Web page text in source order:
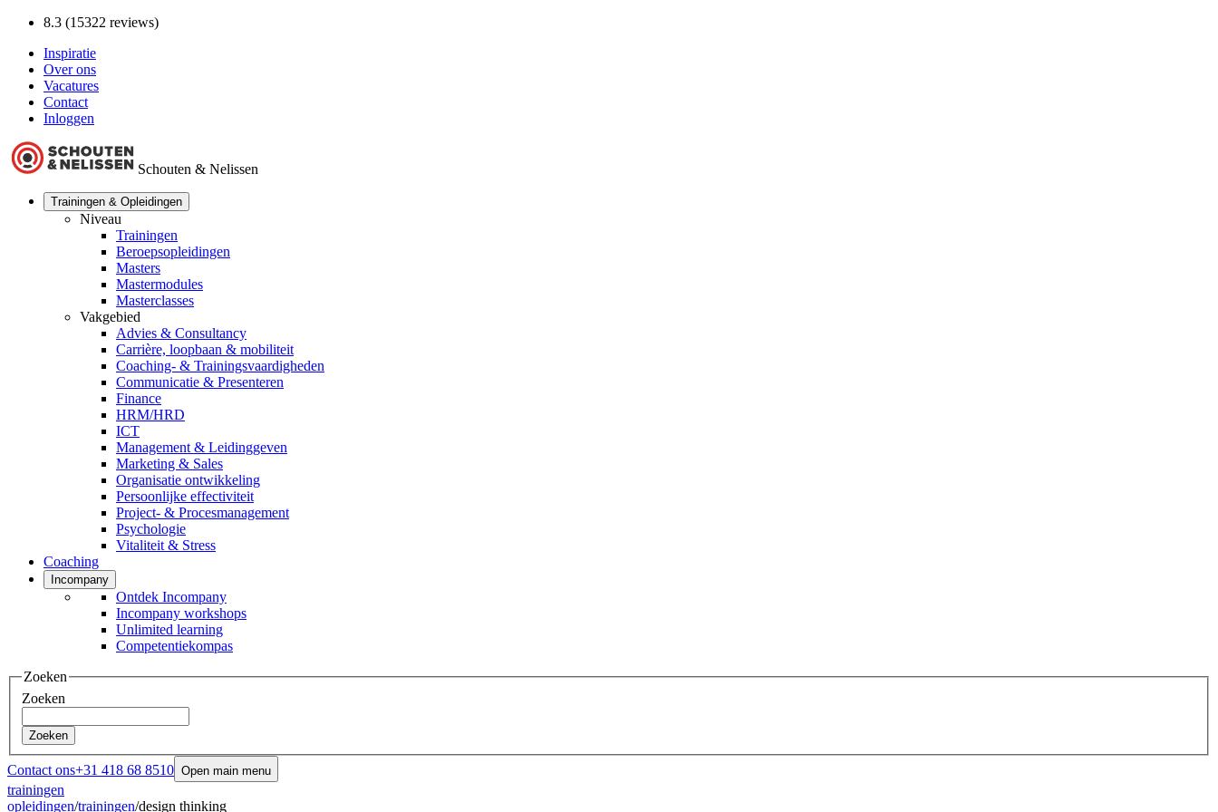
8.3 (15322 reviews)
Inspiratie
Over ons
Vacatures
Contact
Inloggen
Schouten & Nelissen
Trainingen & Opleidingen
Niveau
Trainingen
Beroepsopleidingen
Masters
Mastermodules
Masterclasses
Vakgebied
Advies & Consultancy
Carrière, loopbaan & mobiliteit
Coaching- & Trainingsvaardigheden
Communicatie & Presenteren
Finance
HRM/HRD
ICT
Management & Leidinggeven
Marketing & Sales
Organisatie ontwikkeling
Persoonlijke effectiviteit
Project- & Procesmanagement
Psychologie
Vitaliteit & Stress
Coaching
Incompany
Ontdek Incompany
Incompany workshops
Unlimited learning
Competentiekompas
Zoeken
Zoeken
Zoeken
Contact ons+31 418 68 8510 Open main menu
trainingen
opleidingen/trainingen/design thinking